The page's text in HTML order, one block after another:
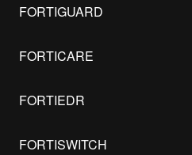
FORTIGUARD
FORTICARE
FORTIEDR
FORTISWITCH